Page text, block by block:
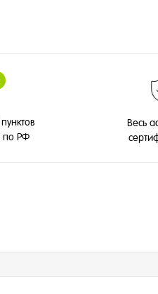
по РФ
Весь